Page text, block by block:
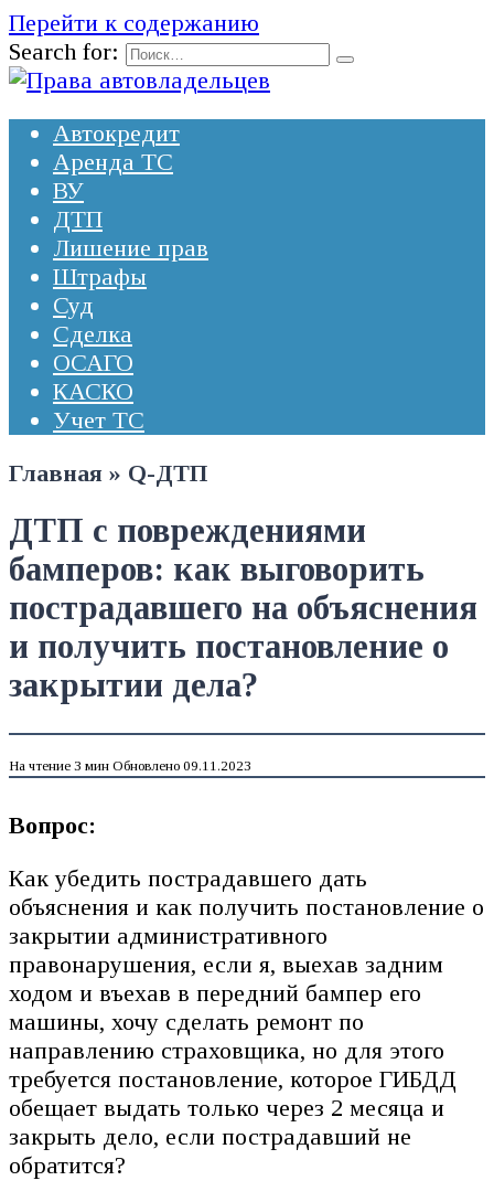
Перейти к содержанию
Search for:
Автокредит
Аренда ТС
ВУ
ДТП
Лишение прав
Штрафы
Суд
Сделка
ОСАГО
КАСКО
Учет ТС
Главная » Q-ДТП
ДТП с повреждениями
бамперов: как выговорить
пострадавшего на объяснения
и получить постановление о
закрытии дела?
На чтение 3 мин Обновлено 09.11.2023
Вопрос:
Как убедить пострадавшего дать
объяснения и как получить постановление о
закрытии административного
правонарушения, если я, выехав задним
ходом и въехав в передний бампер его
машины, хочу сделать ремонт по
направлению страховщика, но для этого
требуется постановление, которое ГИБДД
обещает выдать только через 2 месяца и
закрыть дело, если пострадавший не
обратится?